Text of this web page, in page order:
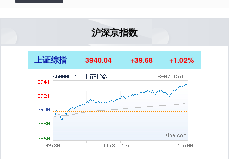
沪深京指数
上证综指 3940.04 +39.68 +1.02%